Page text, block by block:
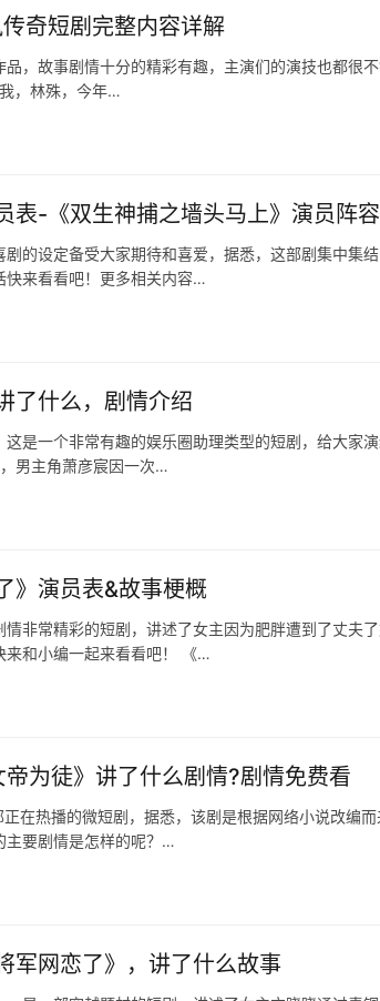
奇短剧完整内容详解
，故事剧情十分的精彩有趣，主演们的演技也都很
，林殊，今年…
表-《双生神捕之墙头马上》演员阵
剧的设定备受大家期待和喜爱，据悉，这部剧集中集
快来看看吧！更多相关内容…
了什么，剧情介绍
是一个非常有趣的娱乐圈助理类型的短剧，给大家
男主角萧彦宸因一次…
》演员表&故事梗概
情非常精彩的短剧，讲述了女主因为肥胖遭到了丈夫
来和小编一起来看看吧！ 《…
为徒》讲了什么剧情?剧情免费看
在热播的微短剧，据悉，该剧是根据网络小说改编
主要剧情是怎样的呢？…
军网恋了》，讲了什么故事